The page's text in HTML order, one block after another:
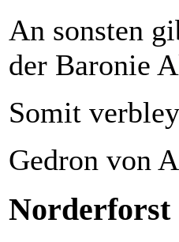
An sonsten
der Baronie
Somit
Gedron von
Norderforst